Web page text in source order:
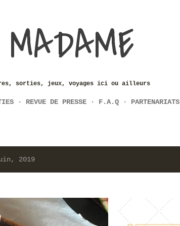
sorties, jeux, voyages ici ou ailleurs
REVUE DE PRESSE F.A.Q PARTENARIATS
2019